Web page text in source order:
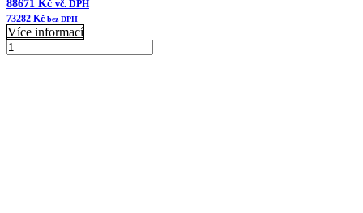
88671 Kč vč. DPH
73282 Kč bez DPH
Více informací
1KDFF1008